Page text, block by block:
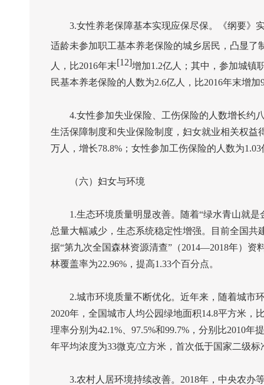
3.女性养老保障基本实现应保尽保。《纲要》
适龄未参加职工基本养老保险的城乡居民，凸显了
人，比2016年末[12]增加1.2亿人；其中，参加城镇
民基本养老保险的人数为2.6亿人，比2016年末增加
4.女性参加失业保险、工伤保险的人数增长约
生活保障制度和失业保险制度，妇女就业相关权益
万人，增长78.8% ；女性参加工伤保险的人数为1.03
（六）妇女与环境
1.生态环境质量明显改善。随着“绿水青山就
总量大幅减少，生态系统稳定性增强。目前全国
据“第九次全国森林资源清查”（2014—2018年）资
林覆盖率为22.96% ，提高1.33个百分点。
2.城市环境质量不断优化。近年来，随着城市
2020年，全国城市人均公园绿地面积14.8平方米，
理率分别为42.1% 97.5%和99.7% ，分别比2010年
年平均浓度为33微克/立方米，首次低于国家二级标
3.农村人居环境持续改善。 2018年，中央农办